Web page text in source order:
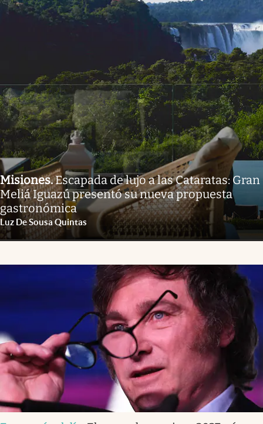
Misiones.Escapada de lujo a las Cataratas: Gran
Meliá Iguazú presentó su nueva propuesta
gastronómica
Luz De Sousa Quintas